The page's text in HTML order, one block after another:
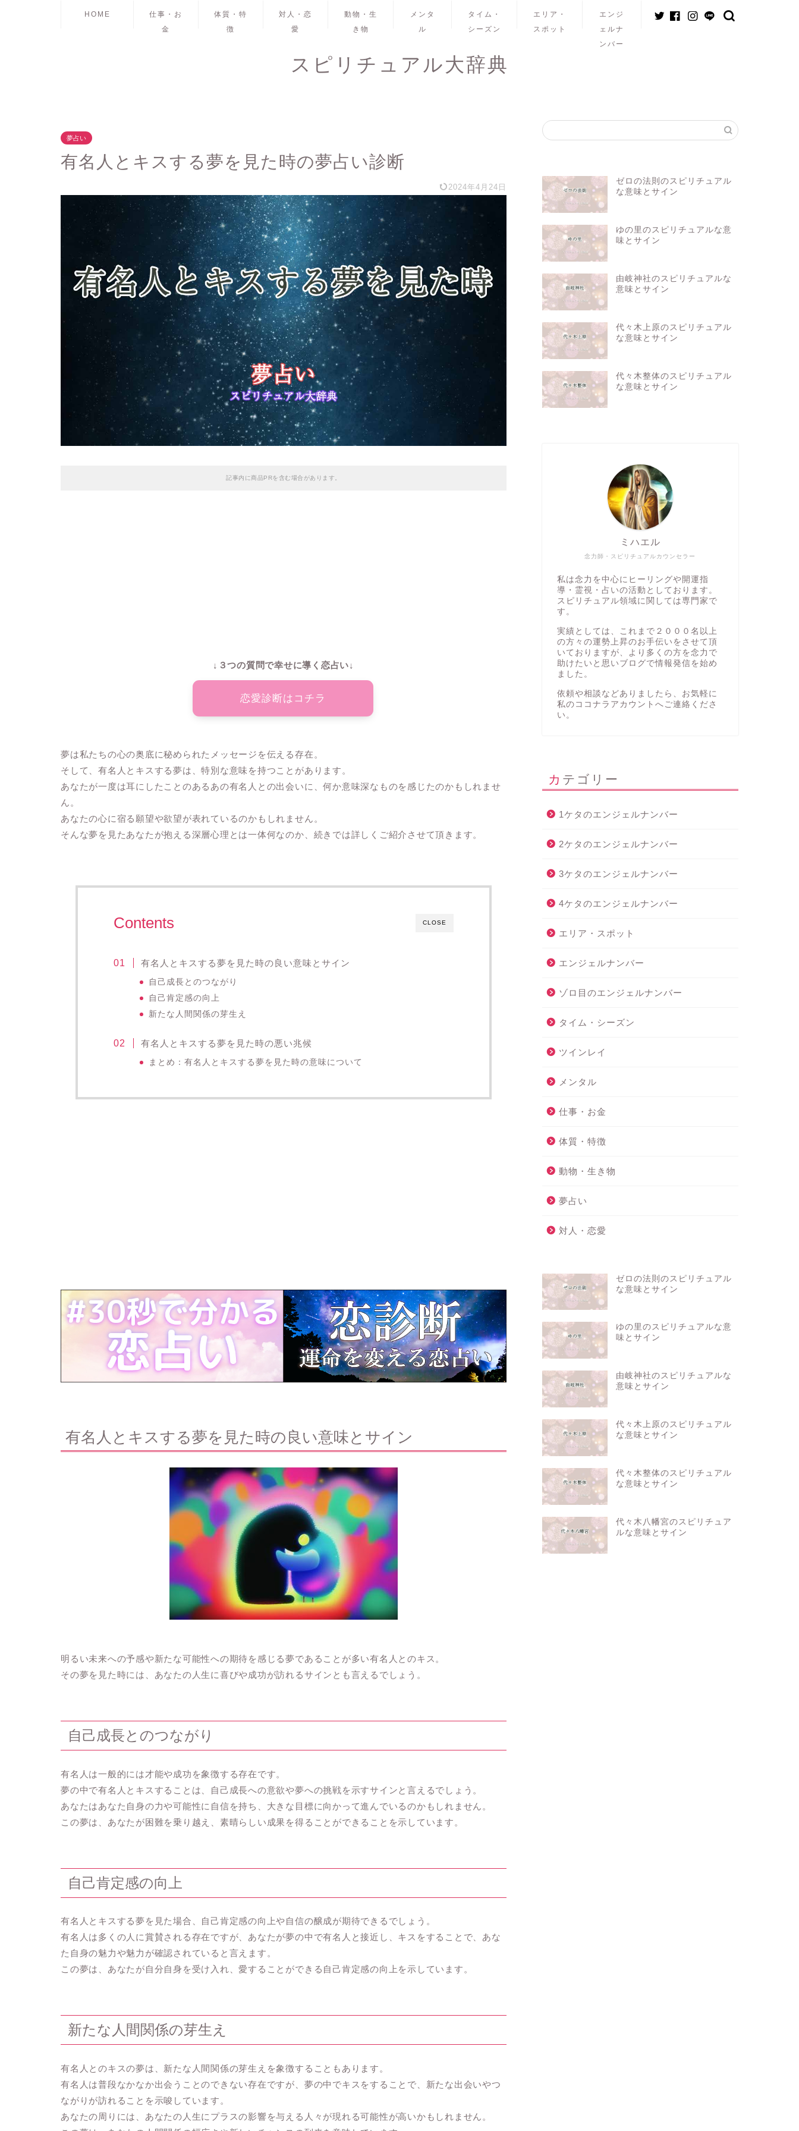
HOME
仕事・お
金
体質・特
徴
対人・恋
愛
動物・生
き物
メンタ
ル
タイム・
シーズン
エリア・
スポット
エンジ
ェルナ
ンバー
スピリチュアル大辞典
夢占い
有名人とキスする夢を見た時の夢占い診断
2024年4月24日
記事内に商品PRを含む場合があります。
↓３つの質問で幸せに導く恋占い↓
恋愛診断はコチラ
夢は私たちの心の奥底に秘められたメッセージを伝える存在。
そして、有名人とキスする夢は、特別な意味を持つことがあります。
あなたが一度は耳にしたことのあるあの有名人との出会いに、何か意味深なものを感じたのかもしれませ
ん。
あなたの心に宿る願望や欲望が表れているのかもしれません。
そんな夢を見たあなたが抱える深層心理とは一体何なのか、続きでは詳しくご紹介させて頂きます。
CLOSE
Contents
有名人とキスする夢を見た時の良い意味とサイン
自己成長とのつながり
自己肯定感の向上
新たな人間関係の芽生え
有名人とキスする夢を見た時の悪い兆候
まとめ：有名人とキスする夢を見た時の意味について
有名人とキスする夢を見た時の良い意味とサイン
明るい未来への予感や新たな可能性への期待を感じる夢であることが多い有名人とのキス。
その夢を見た時には、あなたの人生に喜びや成功が訪れるサインとも言えるでしょう。
自己成長とのつながり
有名人は一般的には才能や成功を象徴する存在です。
夢の中で有名人とキスすることは、自己成長への意欲や夢への挑戦を示すサインと言えるでしょう。
あなたはあなた自身の力や可能性に自信を持ち、大きな目標に向かって進んでいるのかもしれません。
この夢は、あなたが困難を乗り越え、素晴らしい成果を得ることができることを示しています。
自己肯定感の向上
有名人とキスする夢を見た場合、自己肯定感の向上や自信の醸成が期待できるでしょう。
有名人は多くの人に賞賛される存在ですが、あなたが夢の中で有名人と接近し、キスをすることで、あな
た自身の魅力や魅力が確認されていると言えます。
この夢は、あなたが自分自身を受け入れ、愛することができる自己肯定感の向上を示しています。
新たな人間関係の芽生え
有名人とのキスの夢は、新たな人間関係の芽生えを象徴することもあります。
有名人は普段なかなか出会うことのできない存在ですが、夢の中でキスをすることで、新たな出会いやつ
ながりが訪れることを示唆しています。
あなたの周りには、あなたの人生にプラスの影響を与える人々が現れる可能性が高いかもしれません。
ゼロの法則のスピリチュアル
な意味とサイン
ゆの里のスピリチュアルな意
味とサイン
由岐神社のスピリチュアルな
意味とサイン
代々木上原のスピリチュアル
な意味とサイン
代々木整体のスピリチュアル
な意味とサイン
念力師・スピリチュアルカウンセラー
ミハエル
私は念力を中心にヒーリングや開運指
導・霊視・占いの活動としております。
スピリチュアル領域に関しては専門家で
す。
実績としては、これまで２０００名以上
の方々の運勢上昇のお手伝いをさせて頂
いておりますが、より多くの方を念力で
助けたいと思いブログで情報発信を始め
ました。
依頼や相談などありましたら、お気軽に
私の ココナラアカウント へご連絡くださ
い。
カテゴリー
1ケタのエンジェルナンバー
2ケタのエンジェルナンバー
3ケタのエンジェルナンバー
4ケタのエンジェルナンバー
エリア・スポット
エンジェルナンバー
ゾロ目のエンジェルナンバー
タイム・シーズン
ツインレイ
メンタル
仕事・お金
体質・特徴
動物・生き物
夢占い
対人・恋愛
ゼロの法則のスピリチュアル
な意味とサイン
ゆの里のスピリチュアルな意
味とサイン
由岐神社のスピリチュアルな
意味とサイン
代々木上原のスピリチュアル
な意味とサイン
代々木整体のスピリチュアル
な意味とサイン
代々木八幡宮のスピリチュア
ルな意味とサイン